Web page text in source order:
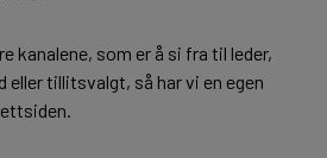
kanalene, som er å si fra til leder,
eller tillitsvalgt, så har vi en egen